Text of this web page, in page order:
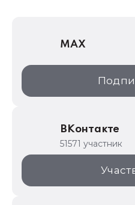
1С:Дистрибьюция
1С:Образование
ИТС.1C.ru
1С:Торговая площадка
MAX
ВКонтакте
51571 участник